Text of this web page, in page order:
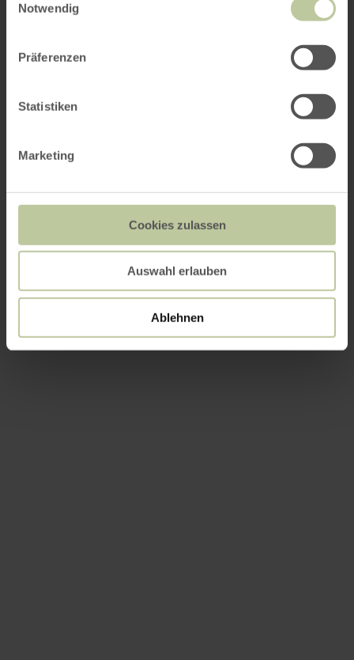
Notwendig
Präferenzen
Statistiken
Marketing
Cookies zulassen
Auswahl erlauben
Ablehnen